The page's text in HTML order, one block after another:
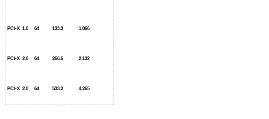
PCI-X 1.0 64 133.3 1,066
PCI-X 2.0 64 266.6 2,132
PCI-X 2.0 64 533.2 4,265